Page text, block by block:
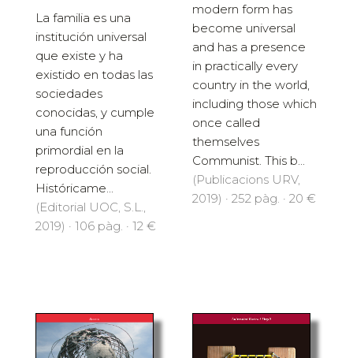
La familia es una
institución universal
que existe y ha
existido en todas las
sociedades
conocidas, y cumple
una función
primordial en la
reproducción social.
Históricame...
(Editorial UOC, S.L.,
2019) · 106 pàg. · 12 €
modern form has
become universal
and has a presence
in practically every
country in the world,
including those which
once called
themselves
Communist. This b...
(Publicacions URV,
2019) · 252 pàg. · 20 €